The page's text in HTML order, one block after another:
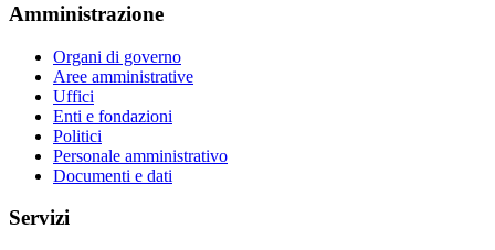
Amministrazione
Organi di governo
Aree amministrative
Uffici
Enti e fondazioni
Politici
Personale amministrativo
Documenti e dati
Servizi